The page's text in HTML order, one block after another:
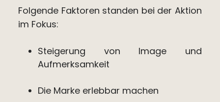
Folgende Faktoren standen bei der Aktion
im Fokus:
Steigerung von Image und
Aufmerksamkeit
Die Marke erlebbar machen